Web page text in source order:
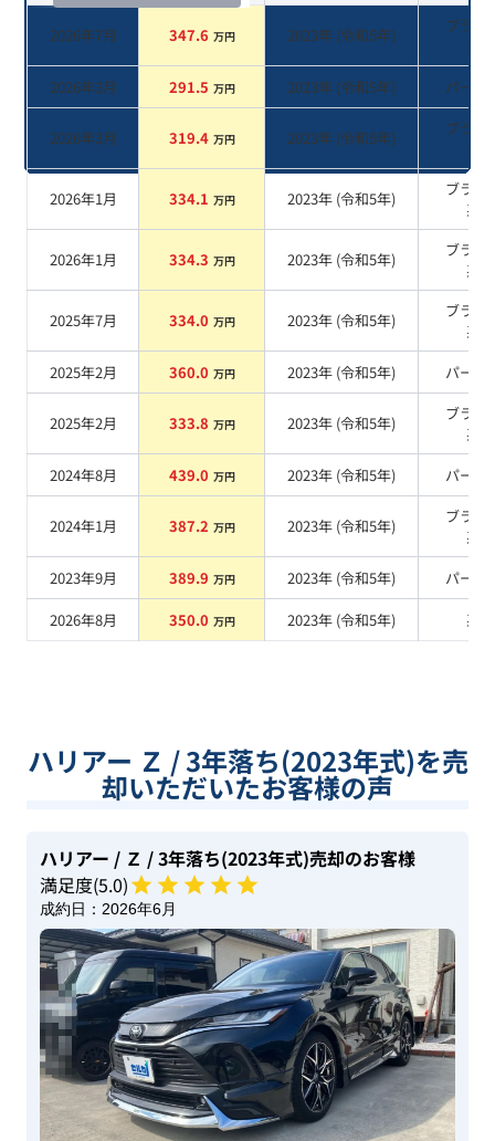
2026年7月 347.6 万円 2023年 (令和5年)
ブラッ
系
2026年3月
291.5 万円 2023年 (令和5年) パール
2026年3月 319.4 万円 2023年 (令和5年)
ブラッ
系
2026年1月 334.1 万円 2023年 (令和5年)
ブラッ
系
2026年1月 334.3 万円 2023年 (令和5年)
ブラッ
系
2025年7月 334.0 万円 2023年 (令和5年)
ブラッ
系
2025年2月
360.0 万円 2023年 (令和5年) パール
2025年2月 333.8 万円 2023年 (令和5年)
ブラッ
系
2024年8月
439.0 万円 2023年 (令和5年) パール
2024年1月 387.2 万円 2023年 (令和5年)
ブラッ
系
2023年9月
389.9 万円 2023年 (令和5年) パール
2026年8月
350.0 万円 2023年 (令和5年) 系
ハリアー Ｚ / 3年落ち(2023年式)を売
却いただいたお客様の声
ハリアー / Ｚ / 3年落ち(2023年式)売却のお客様
満足度(5.0)
成約日： 2026年6月